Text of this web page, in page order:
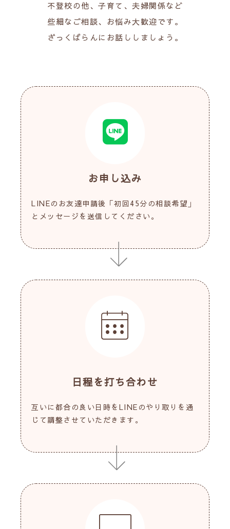
不登校の他、子育て、夫婦関係など
些細なご相談、お悩み大歓迎です。
ざっくばらんにお話ししましょう。
お申し込み
LINEのお友達申請後「初回45分の相談希望」
とメッセージを送信してください。
日程を打ち合わせ
互いに都合の良い日時をLINEのやり取りを通
じて調整させていただきます。